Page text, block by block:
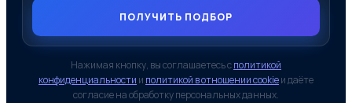
ПОЛУЧИТЬ ПОДБОР
Нажимая кнопку, вы соглашаетесь сполитикой
конфиденциальности и политикой в отношении cookieи даёте
согласие на обработку персональных данных.